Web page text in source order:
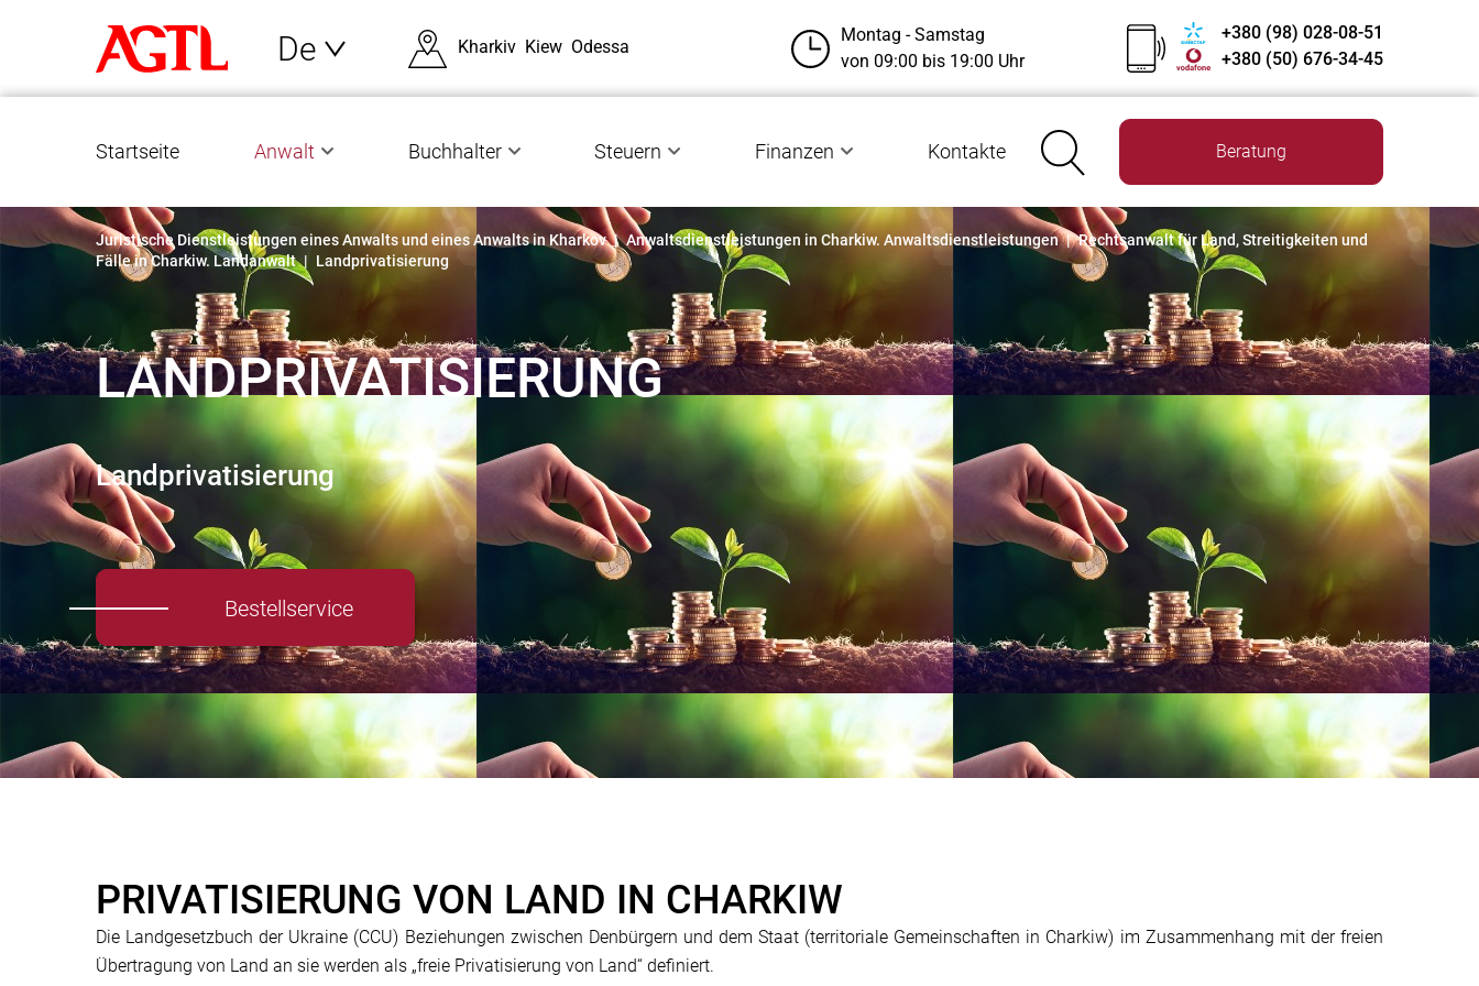
De Kharkiv Kiew Odessa
Montag - Samstag
von 09:00 bis 19:00 Uhr
+380 (98) 028-08-51
+380 (50) 676-34-45
Startseite Anwalt Buchhalter Steuern Finanzen Kontakte Beratung
Juristische Dienstleistungen eines Anwalts und eines Anwalts in Kharkov | Anwaltsdienstleistungen in Charkiw. Anwaltsdienstleistungen | Rechtsanwalt für Land, Streitigkeiten und
Fälle in Charkiw. Landanwalt | Landprivatisierung
LANDPRIVATISIERUNG
Landprivatisierung
Bestellservice
PRIVATISIERUNG VON LAND IN CHARKIW
Die Landgesetzbuch der Ukraine (CCU) Beziehungen zwischen Denbürgern und dem Staat (territoriale Gemeinschaften in Charkiw) im Zusammenhang mit der freien
Übertragung von Land an sie werden als „freie Privatisierung von Land“ definiert.